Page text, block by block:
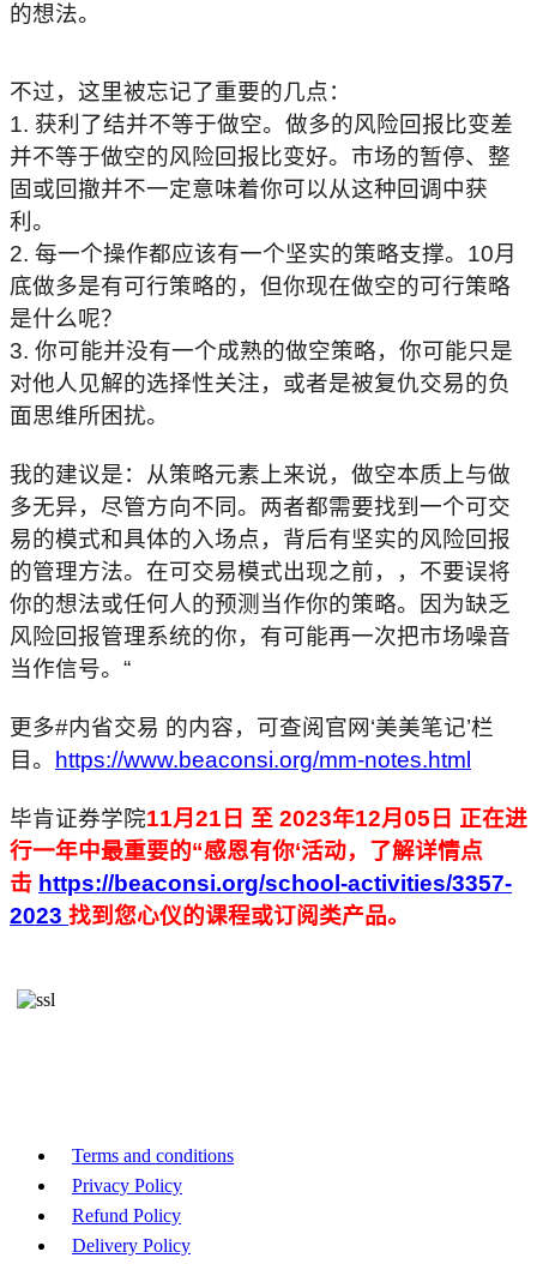
的想法。
不过，这里被忘记了重要的几点：
1. 获利了结并不等于做空。 做多的风险回报比变差
并不等于做空的风险回报比变好。 市场的暂停、整
固或回撤并不一定意味着你可以从这种回调中获
利。
2. 每一个操作都应该有一个坚实的策略支撑。 10月
底做多是有可行策略的，但你现在做空的可行策略
是什么呢？
3. 你可能并没有一个成熟的做空策略， 你可能只是
对他人见解的选择性关注， 或者是被复仇交易的负
面思维所困扰。
我的建议是：从策略元素上来说，做空本质上与做
多无异， 尽管方向不同。两者都需要找到一个可交
易的模式和具体的入场点， 背后有坚实的风险回报
的管理方法。在可交易模式出现之前，， 不要误将
你的想法或任何人的预测当作你的策略。因为缺乏
风险回报管理系统的你，有可能再一次把市场噪音
当作信号。“
更多#内省交易 的内容，可查阅官网‘美美笔记’栏
目。
https://www.beaconsi.org/mm-notes.html
毕肯证券学院11月21日 至 2023年12月05日 正在进
行一年中最重要的“感恩有你‘活动，了解详情点
击 https://beaconsi.org/school-activities/3357-
2023 找到您心仪的课程或订阅类产品。
Terms and conditions
Privacy Policy
Refund Policy
Delivery Policy